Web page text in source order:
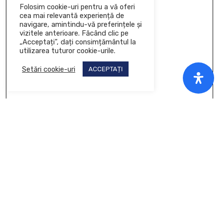
Folosim cookie-uri pentru a vă oferi
cea mai relevantă experiență de
navigare, amintindu-vă preferințele și
vizitele anterioare. Făcând clic pe
„Acceptați”, dați consimțământul la
utilizarea tuturor cookie-urile.
Setări cookie-uri ACCEPTAȚI